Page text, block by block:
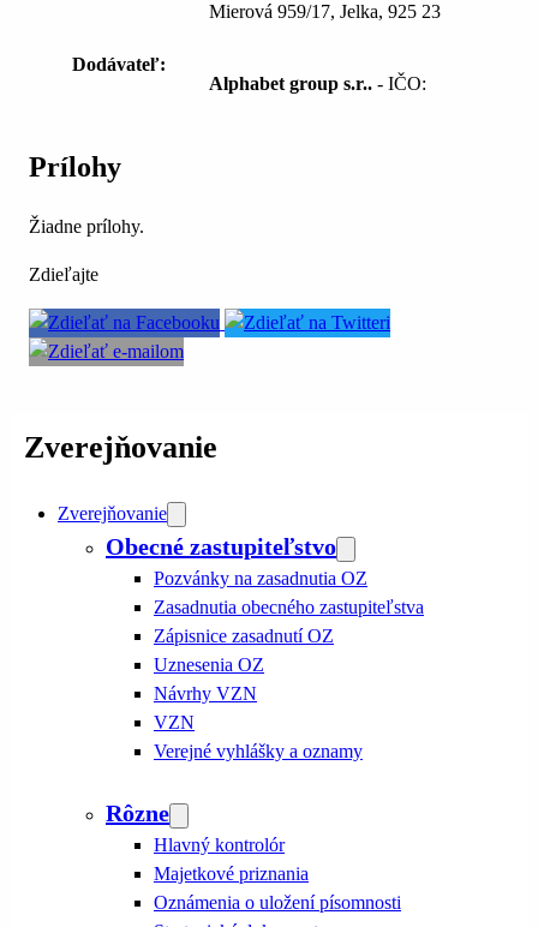
Mierová 959/17, Jelka, 925 23
Dodávateľ:
Alphabet group s.r.. - IČO:
Prílohy
Žiadne prílohy.
Zdieľajte
Zverejňovanie
Zverejňovanie
Obecné zastupiteľstvo
Pozvánky na zasadnutia OZ
Zasadnutia obecného zastupiteľstva
Zápisnice zasadnutí OZ
Uznesenia OZ
Návrhy VZN
VZN
Verejné vyhlášky a oznamy
Rôzne
Hlavný kontrolór
Majetkové priznania
Oznámenia o uložení písomnosti